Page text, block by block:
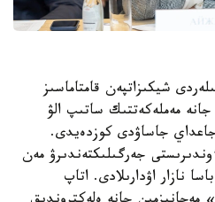
شيكىزاتپەن قامتاماسىز
مەملەكەتتىك ساتىپ الۋ
جاساۋدى كوزدەيدى.
جەرگىلىكتەندىرۋ مەن
نازار اۋدارىلادى. اتاپ